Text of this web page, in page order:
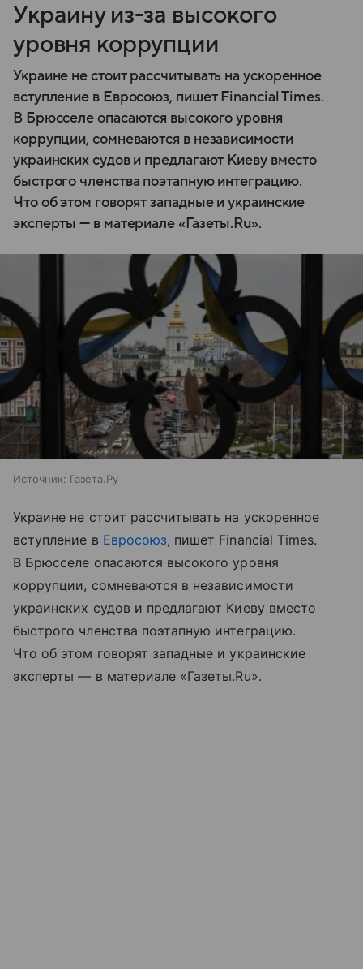
Украину из-за высокого
уровня коррупции
Украине не стоит рассчитывать на ускоренное
вступление в Евросоюз, пишет Financial Times.
В Брюсселе опасаются высокого уровня
коррупции, сомневаются в независимости
украинских судов и предлагают Киеву вместо
быстрого членства поэтапную интеграцию.
Что об этом говорят западные и украинские
эксперты — в материале «Газеты.Ru».
Источник: Газета.Ру
Украине не стоит рассчитывать на ускоренное
вступление в Евросоюз, пишет Financial Times.
В Брюсселе опасаются высокого уровня
коррупции, сомневаются в независимости
украинских судов и предлагают Киеву вместо
быстрого членства поэтапную интеграцию.
Что об этом говорят западные и украинские
эксперты — в материале «Газеты.Ru».